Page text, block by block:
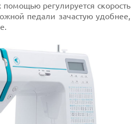
регулируется скорость
педали зачастую удобнее,